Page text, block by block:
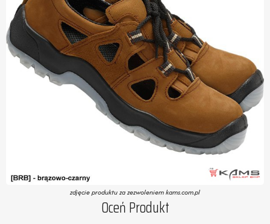
zdjęcie produktu za zezwoleniem kams.com.pl
Oceń Produkt